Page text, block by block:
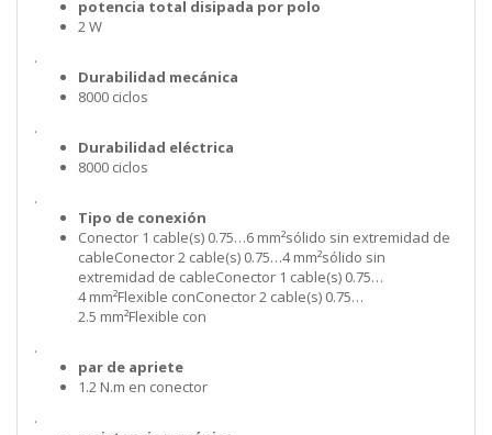
potencia total disipada por polo
2 W
.
Durabilidad mecánica
8000 ciclos
.
Durabilidad eléctrica
8000 ciclos
.
Tipo de conexión
Conector 1 cable(s) 0.75…6 mm²sólido sin extremidad de
cableConector 2 cable(s) 0.75…4 mm²sólido sin
extremidad de cableConector 1 cable(s) 0.75…
4 mm²Flexible conConector 2 cable(s) 0.75…
2.5 mm²Flexible con
.
par de apriete
1.2 N.m en conector
.